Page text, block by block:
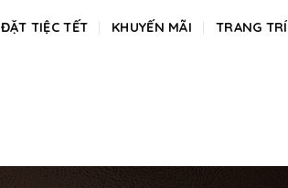
ĐẶT TIỆC TẾT KHUYẾN MÃI TRANG TRÍ